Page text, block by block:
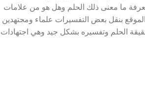
ما معنى ذلك الحلم وهل هو من علامات
بنقل بعض التفسيرات علماء ومجتهدين
الحلم وتفسيره بشكل جيد وهي اجتهادات